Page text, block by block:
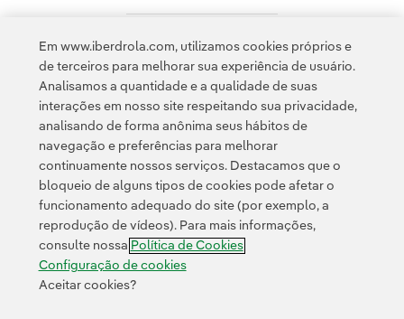
Acesso a informação legal
Contato Clientes Política de Privacidade Informação legal
Política de cookies Configuração de cookies Acessibilidade
Canal de denúncias
© 2026 Iberdrola, S.A. Todos os direitos reservados.
Em www.iberdrola.com, utilizamos cookies próprios e
de terceiros para melhorar sua experiência de usuário.
Analisamos a quantidade e a qualidade de suas
interações em nosso site respeitando sua privacidade,
analisando de forma anônima seus hábitos de
navegação e preferências para melhorar
continuamente nossos serviços. Destacamos que o
bloqueio de alguns tipos de cookies pode afetar o
funcionamento adequado do site (por exemplo, a
reprodução de vídeos). Para mais informações,
consulte nossa Política de Cookies
Configuração de cookies
Aceitar cookies?